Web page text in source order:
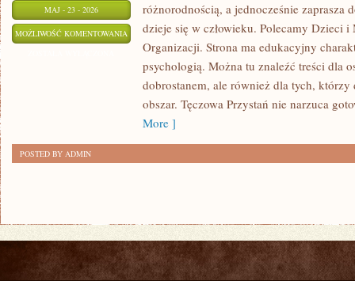
MAJ - 23 - 2026
MOŻLIWOŚĆ KOMENTOWANIA PORADNIE
TERAPIE
różnorodnością, a jednocześnie zaprasza
dzieje się w człowieku. Polecamy Dzieci i
Organizacji. Strona ma edukacyjny
psychologią. Można tu znaleźć treści dla
dobrostanem, ale również dla tych,
obszar. Tęczowa Przystań nie narzuca
More ]
POSTED BY ADMIN